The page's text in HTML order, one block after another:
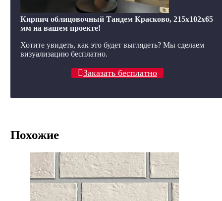
Кирпич облицовочный Тандем Красково, 215x102x65
мм на вашем проекте!
Хотите увидеть, как это будет выглядеть? Мы сделаем
визуализацию бесплатно.
Заказать бесплатно
Похожие